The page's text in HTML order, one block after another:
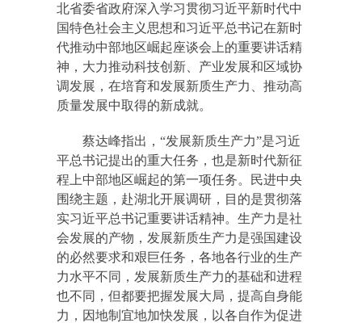
北省委省政府深入学习贯彻习近平新时代中
国特色社会主义思想和习近平总书记在新时
代推动中部地区崛起座谈会上的重要讲话精
神，大力推动科技创新、产业发展和区域协
调发展，在培育和发展新质生产力、推动高
质量发展中取得的新成就。
蔡达峰指出，“发展新质生产力”是习近
平总书记提出的重大任务，也是新时代新征
程上中部地区崛起的第一项任务。民进中央
围绕主题，赴湖北开展调研，目的是贯彻落
实习近平总书记重要讲话精神。生产力是社
会发展的产物，发展新质生产力是强国建设
的必然要求和艰巨任务，各地各行业的生产
力水平不同，发展新质生产力的基础和进程
也不同，但都要把握发展大局，提高自身能
力，因地制宜地加快发展，以各自作为促进